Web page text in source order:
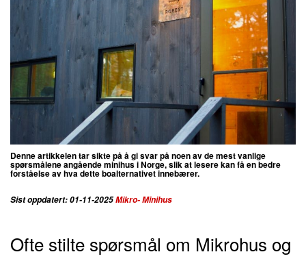
Denne artikkelen tar sikte på å gi svar på noen av de mest vanlige
spørsmålene angående minihus i Norge, slik at lesere kan få en bedre
forståelse av hva dette boalternativet innebærer.
Sist oppdatert: 01-11-2025Mikro- Minihus
Ofte stilte spørsmål om Mikrohus og